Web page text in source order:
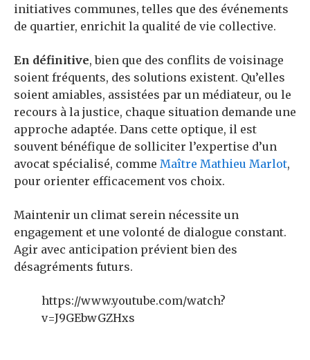
initiatives communes, telles que des événements
de quartier, enrichit la qualité de vie collective.
En définitive, bien que des conflits de voisinage
soient fréquents, des solutions existent. Qu’elles
soient amiables, assistées par un médiateur, ou le
recours à la justice, chaque situation demande une
approche adaptée. Dans cette optique, il est
souvent bénéfique de solliciter l’expertise d’un
avocat spécialisé, comme Maître Mathieu Marlot,
pour orienter efficacement vos choix.
Maintenir un climat serein nécessite un
engagement et une volonté de dialogue constant.
Agir avec anticipation prévient bien des
désagréments futurs.
https://www.youtube.com/watch?
v=J9GEbwGZHxs